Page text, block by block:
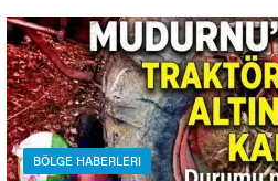
BÖLGE HABERLERI